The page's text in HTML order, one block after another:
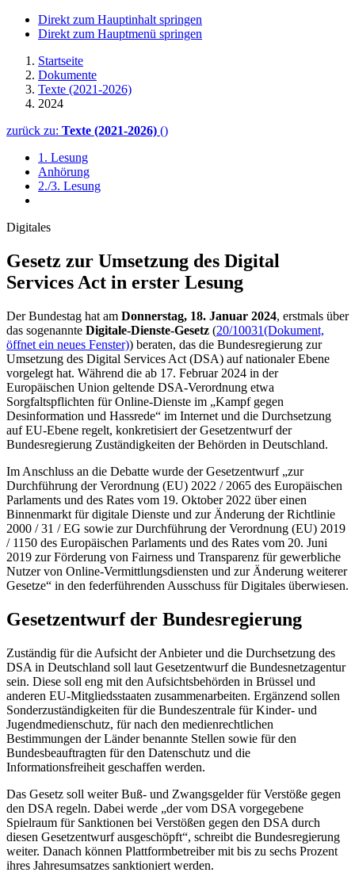
Direkt zum Hauptinhalt springen
Direkt zum Hauptmenü springen
Startseite
Dokumente
Texte (2021-2026)
2024
zurück zu: Texte (2021-2026) ()
1. Lesung
Anhörung
2./3. Lesung
Digitales
Gesetz zur Umsetzung des Digital
Services Act in erster Lesung
Der Bundestag hat am Donnerstag, 18. Januar 2024, erstmals über
das sogenannte Digitale-Dienste-Gesetz (20/10031(Dokument,
öffnet ein neues Fenster)) beraten, das die Bundesregierung zur
Umsetzung des Digital Services Act (DSA) auf nationaler Ebene
vorgelegt hat. Während die ab 17. Februar 2024 in der
Europäischen Union geltende DSA-Verordnung etwa
Sorgfaltspflichten für Online-Dienste im „Kampf gegen
Desinformation und Hassrede“ im Internet und die Durchsetzung
auf EU-Ebene regelt, konkretisiert der Gesetzentwurf der
Bundesregierung Zuständigkeiten der Behörden in Deutschland.
Im Anschluss an die Debatte wurde der Gesetzentwurf „zur
Durchführung der Verordnung (EU) 2022 / 2065 des Europäischen
Parlaments und des Rates vom 19. Oktober 2022 über einen
Binnenmarkt für digitale Dienste und zur Änderung der Richtlinie
2000 / 31 / EG sowie zur Durchführung der Verordnung (EU) 2019
/ 1150 des Europäischen Parlaments und des Rates vom 20. Juni
2019 zur Förderung von Fairness und Transparenz für gewerbliche
Nutzer von Online-Vermittlungsdiensten und zur Änderung weiterer
Gesetze“ in den federführenden Ausschuss für Digitales überwiesen.
Gesetzentwurf der Bundesregierung
Zuständig für die Aufsicht der Anbieter und die Durchsetzung des
DSA in Deutschland soll laut Gesetzentwurf die Bundesnetzagentur
sein. Diese soll eng mit den Aufsichtsbehörden in Brüssel und
anderen EU-Mitgliedsstaaten zusammenarbeiten. Ergänzend sollen
Sonderzuständigkeiten für die Bundeszentrale für Kinder- und
Jugendmedienschutz, für nach den medienrechtlichen
Bestimmungen der Länder benannte Stellen sowie für den
Bundesbeauftragten für den Datenschutz und die
Informationsfreiheit geschaffen werden.
Das Gesetz soll weiter Buß- und Zwangsgelder für Verstöße gegen
den DSA regeln. Dabei werde „der vom DSA vorgegebene
Spielraum für Sanktionen bei Verstößen gegen den DSA durch
diesen Gesetzentwurf ausgeschöpft“, schreibt die Bundesregierung
weiter. Danach können Plattformbetreiber mit bis zu sechs Prozent
ihres Jahresumsatzes sanktioniert werden.